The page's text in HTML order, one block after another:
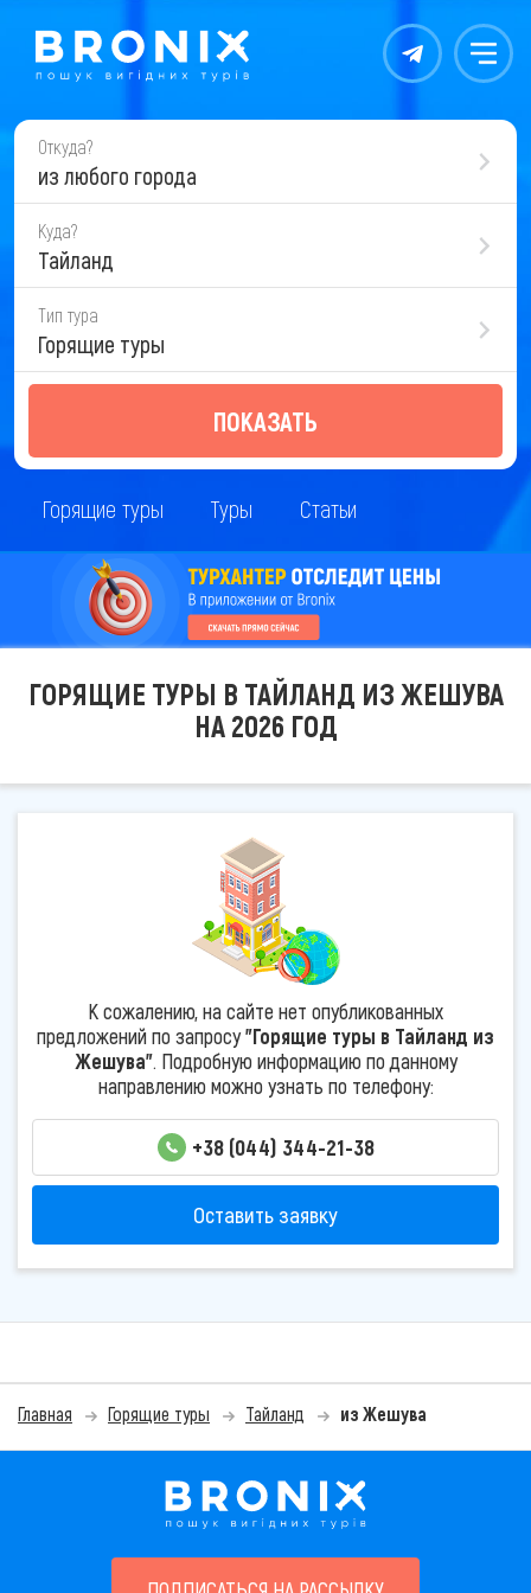
Контакты Меню
Откуда?
из любого города
Куда?
Тайланд
Тип тура
Горящие туры
ПОКАЗАТЬ
Горящие туры Туры Статьи
ГОРЯЩИЕ ТУРЫ В ТАЙЛАНД ИЗ ЖЕШУВА
НА 2026 ГОД
К сожалению, на сайте нет опубликованных
предложений по запросу"Горящие туры в Тайланд из
Жешува". Подробную информацию по данному
направлению можно узнать по телефону:
+38 (044) 344-21-38
Оставить заявку
Главная Горящие туры Тайланд из Жешува